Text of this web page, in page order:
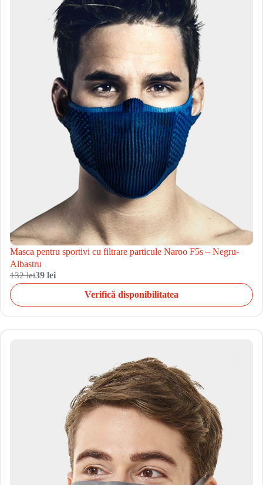
Masca pentru sportivi cu filtrare particule Naroo F5s – Negru-
Albastru
132 lei39 lei
Verifică disponibilitatea